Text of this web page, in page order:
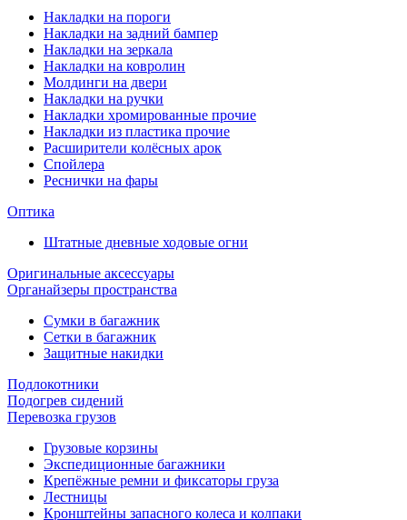
Накладки на пороги
Накладки на задний бампер
Накладки на зеркала
Накладки на ковролин
Молдинги на двери
Накладки на ручки
Накладки хромированные прочие
Накладки из пластика прочие
Расширители колёсных арок
Спойлера
Реснички на фары
Оптика
Штатные дневные ходовые огни
Оригинальные аксессуары
Органайзеры пространства
Сумки в багажник
Сетки в багажник
Защитные накидки
Подлокотники
Подогрев сидений
Перевозка грузов
Грузовые корзины
Экспедиционные багажники
Крепёжные ремни и фиксаторы груза
Лестницы
Кронштейны запасного колеса и колпаки